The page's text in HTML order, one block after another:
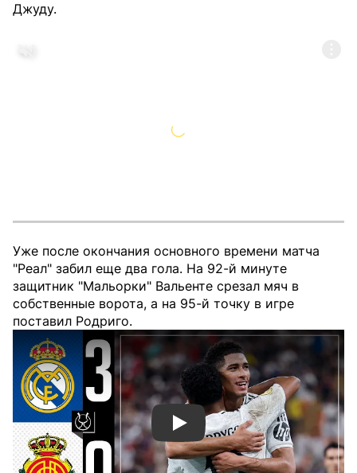
Джуду.
Уже после окончания основного времени матча
"Реал" забил еще два гола. На 92-й минуте
защитник "Мальорки" Вальенте срезал мяч в
собственные ворота, а на 95-й точку в игре
поставил Родриго.
Смотреть видео YouTube